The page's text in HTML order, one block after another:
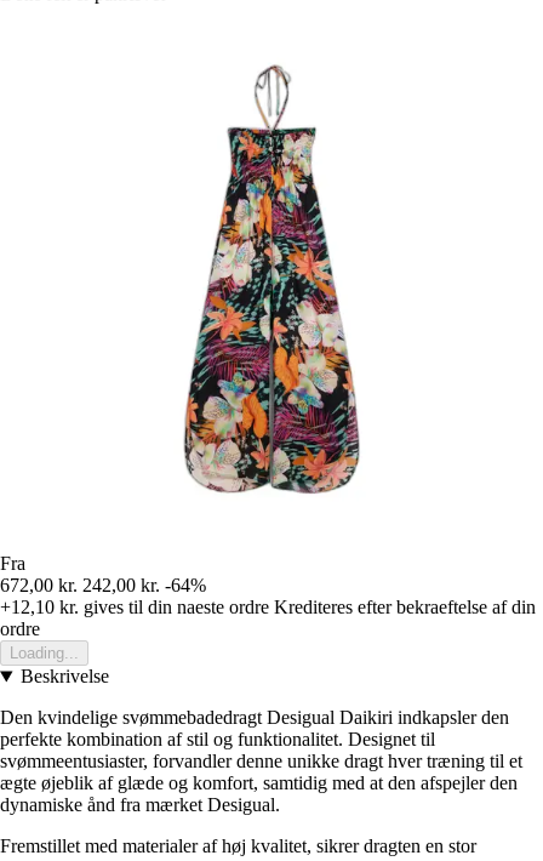
Fra
672,00 kr. 242,00 kr. -64%
+12,10 kr. gives til din naeste ordre Krediteres efter bekraeftelse af din
ordre
Loading...
Beskrivelse
Den kvindelige svømmebadedragt Desigual Daikiri indkapsler den
perfekte kombination af stil og funktionalitet. Designet til
svømmeentusiaster, forvandler denne unikke dragt hver træning til et
ægte øjeblik af glæde og komfort, samtidig med at den afspejler den
dynamiske ånd fra mærket Desigual.
Fremstillet med materialer af høj kvalitet, sikrer dragten en stor